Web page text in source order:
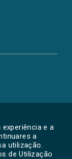
e a
a
utilização.
de Utilização